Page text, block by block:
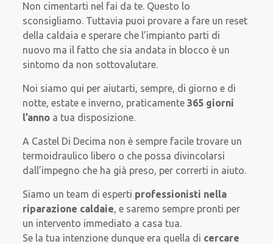
Non cimentarti nel fai da te. Questo lo
sconsigliamo. Tuttavia puoi provare a fare un reset
della caldaia e sperare che l’impianto parti di
nuovo ma il fatto che sia andata in blocco è un
sintomo da non sottovalutare.
Noi siamo qui per aiutarti, sempre, di giorno e di
notte, estate e inverno, praticamente365 giorni
l’anno a tua disposizione.
A Castel Di Decima non è sempre facile trovare un
termoidraulico libero o che possa divincolarsi
dall’impegno che ha già preso, per correrti in aiuto.
Siamo un team di esperti professionisti nella
riparazione caldaie, e saremo sempre pronti per
un intervento immediato a casa tua.
Se la tua intenzione dunque era quella di cercare